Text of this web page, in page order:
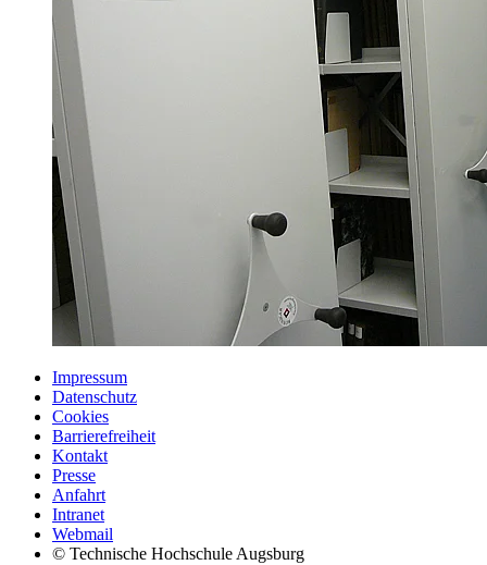
Impressum
Datenschutz
Cookies
Barrierefreiheit
Kontakt
Presse
Anfahrt
Intranet
Webmail
© Technische Hochschule Augsburg